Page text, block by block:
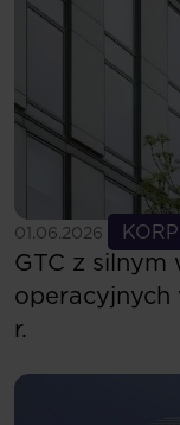
01.06.2026
GTC z
r.
Zobacz więcej